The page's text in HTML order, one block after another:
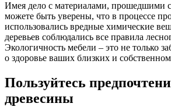
Имея дело с материалами, прошедшими
можете быть уверены, что в процессе
использовались вредные химические
деревьев соблюдались все правила
Экологичность мебели – это не только
о здоровье ваших близких и
Пользуйтесь
древесины